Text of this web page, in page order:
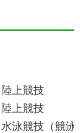
陸上競技
陸上競技
水泳競技（競泳